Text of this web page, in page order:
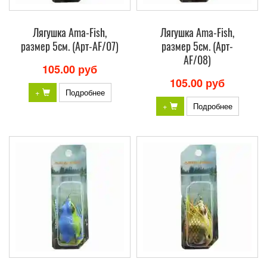
Лягушка Ama-Fish,
размер 5см. (Арт-AF/07)
105.00 руб
+ Подробнее
Лягушка Ama-Fish,
размер 5см. (Арт-
AF/08)
105.00 руб
+ Подробнее